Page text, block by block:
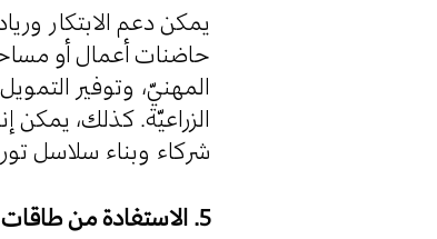
يمكن دعم الابتكار
حاضنات أعمال أو
المهنيّ، وتوفير
الزراعيّة. كذلك،
شركاء وبناء سلاسل
5. الاستفادة من طاقات المغتربين